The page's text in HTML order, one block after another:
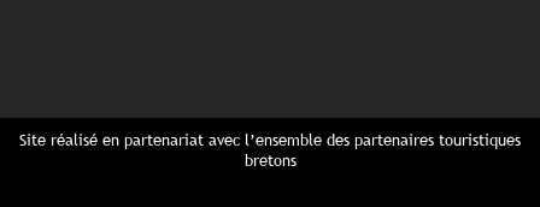
Site réalisé en partenariat avec l’ensemble des partenaires touristiques
bretons